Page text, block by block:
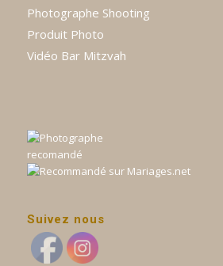
Photographe Shooting
Produit Photo
Vidéo Bar Mitzvah
Suivez nous